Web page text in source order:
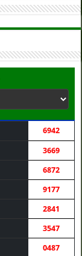
6942
3669
6872
9177
2841
3547
0487